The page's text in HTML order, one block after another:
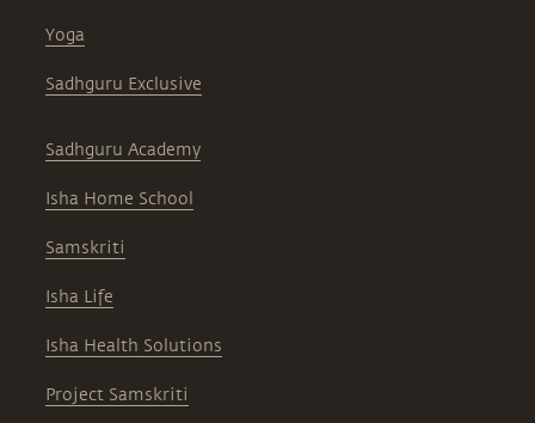
Yoga
Sadhguru Exclusive
Sadhguru Academy
Isha Home School
Samskriti
Isha Life
Isha Health Solutions
Project Samskriti